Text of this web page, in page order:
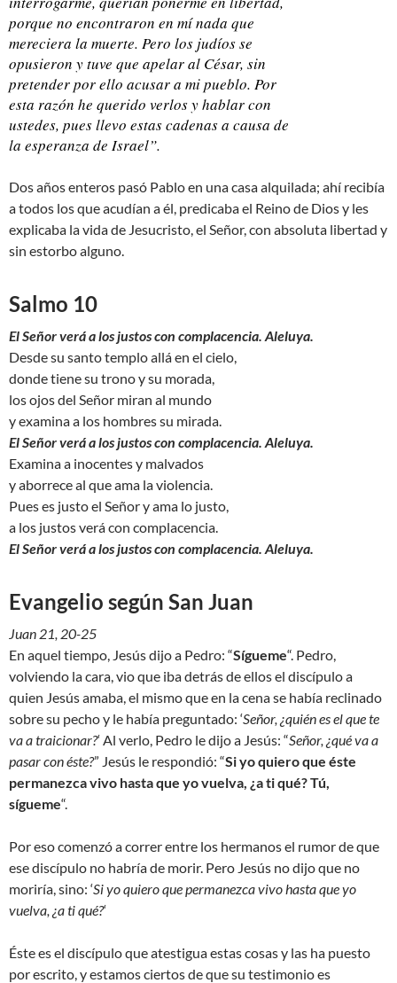
porque no encontraron en mí nada que
mereciera la muerte. Pero los judíos se
opusieron y tuve que apelar al César, sin
pretender por ello acusar a mi pueblo. Por
esta razón he querido verlos y hablar con
ustedes, pues llevo estas cadenas a causa de
la esperanza de Israel”.
Dos años enteros pasó Pablo en una casa alquilada; ahí recibía
a todos los que acudían a él, predicaba el Reino de Dios y les
explicaba la vida de Jesucristo, el Señor, con absoluta libertad y
sin estorbo alguno.
Salmo 10
El Señor verá a los justos con complacencia. Aleluya.
Desde su santo templo allá en el cielo,
donde tiene su trono y su morada,
los ojos del Señor miran al mundo
y examina a los hombres su mirada.
El Señor verá a los justos con complacencia. Aleluya.
Examina a inocentes y malvados
y aborrece al que ama la violencia.
Pues es justo el Señor y ama lo justo,
a los justos verá con complacencia.
El Señor verá a los justos con complacencia. Aleluya.
Evangelio según San Juan
Juan 21, 20-25
En aquel tiempo, Jesús dijo a Pedro: “Sígueme“. Pedro,
volviendo la cara, vio que iba detrás de ellos el discípulo a
quien Jesús amaba, el mismo que en la cena se había reclinado
sobre su pecho y le había preguntado: ‘Señor, ¿quién es el que te
va a traicionar?‘ Al verlo, Pedro le dijo a Jesús: “Señor, ¿qué va a
pasar con éste?” Jesús le respondió: “Si yo quiero que éste
permanezca vivo hasta que yo vuelva, ¿a ti qué? Tú,
sígueme“.
Por eso comenzó a correr entre los hermanos el rumor de que
ese discípulo no habría de morir. Pero Jesús no dijo que no
moriría, sino: ‘Si yo quiero que permanezca vivo hasta que yo
vuelva, ¿a ti qué?‘
Éste es el discípulo que atestigua estas cosas y las ha puesto
por escrito, y estamos ciertos de que su testimonio es